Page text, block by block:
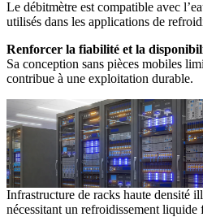
Le débitmètre est compatible avec
utilisés dans les applications de
Renforcer la fiabilité et la
Sa conception sans pièces mobiles
contribue à une exploitation durable.
Infrastructure de racks haute densité
nécessitant un refroidissement liquide